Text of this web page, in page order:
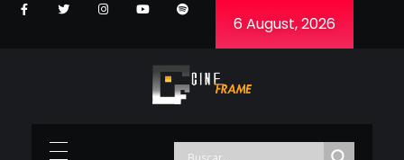
6 August, 2026